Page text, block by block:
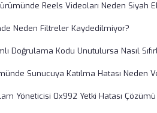
Reels Videoları Neden Siyah
Neden Filtreler Kaydedilmiyor?
Doğrulama Kodu Unutulursa Nasıl
Sunucuya Katılma Hatası Neden
Yöneticisi 0x992 Yetki Hatası